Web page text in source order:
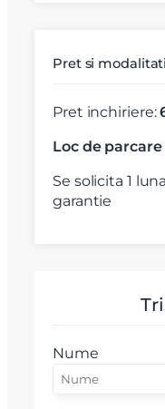
Pret si
Pret inchiriere:
Loc de
Se solicita 1
garantie
Nume